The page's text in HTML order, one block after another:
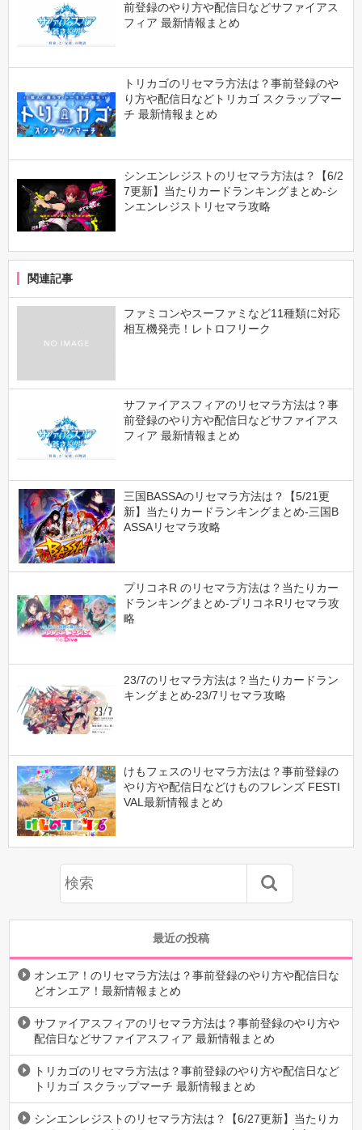
前登録のやり方や配信日などサファイアス
フィア 最新情報まとめ
トリカゴのリセマラ方法は？事前登録のや
り方や配信日などトリカゴ スクラップマー
チ 最新情報まとめ
シンエンレジストのリセマラ方法は？【6/2
7更新】当たりカードランキングまとめ-シ
ンエンレジストリセマラ攻略
関連記事
ファミコンやスーファミなど11種類に対応
相互機発売！レトロフリーク
サファイアスフィアのリセマラ方法は？事
前登録のやり方や配信日などサファイアス
フィア 最新情報まとめ
三国BASSAのリセマラ方法は？【5/21更
新】当たりカードランキングまとめ-三国B
ASSAリセマラ攻略
プリコネR のリセマラ方法は？当たりカー
ドランキングまとめ-プリコネRリセマラ攻
略
23/7のリセマラ方法は？当たりカードラン
キングまとめ-23/7リセマラ攻略
けもフェスのリセマラ方法は？事前登録の
やり方や配信日などけものフレンズ FESTI
VAL最新情報まとめ
最近の投稿
オンエア！のリセマラ方法は？事前登録のやり方や配信日な
どオンエア！最新情報まとめ
サファイアスフィアのリセマラ方法は？事前登録のやり方や
配信日などサファイアスフィア 最新情報まとめ
トリカゴのリセマラ方法は？事前登録のやり方や配信日など
トリカゴ スクラップマーチ 最新情報まとめ
シンエンレジストのリセマラ方法は？【6/27更新】当たりカ